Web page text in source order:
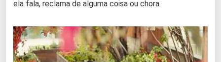
ela fala, reclama de alguma coisa ou chora.